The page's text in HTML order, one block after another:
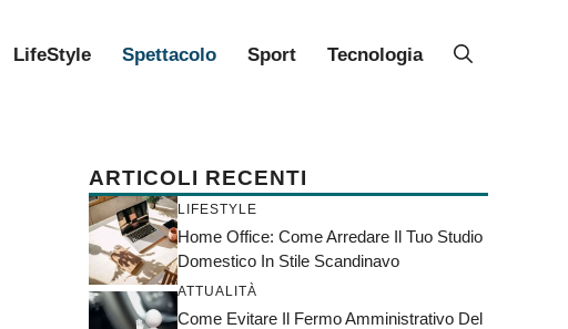
LifeStyle Spettacolo Sport Tecnologia
ARTICOLI RECENTI
LIFESTYLE
Home Office: Come Arredare Il Tuo Studio
Domestico In Stile Scandinavo
ATTUALITÀ
Come Evitare Il Fermo Amministrativo Del